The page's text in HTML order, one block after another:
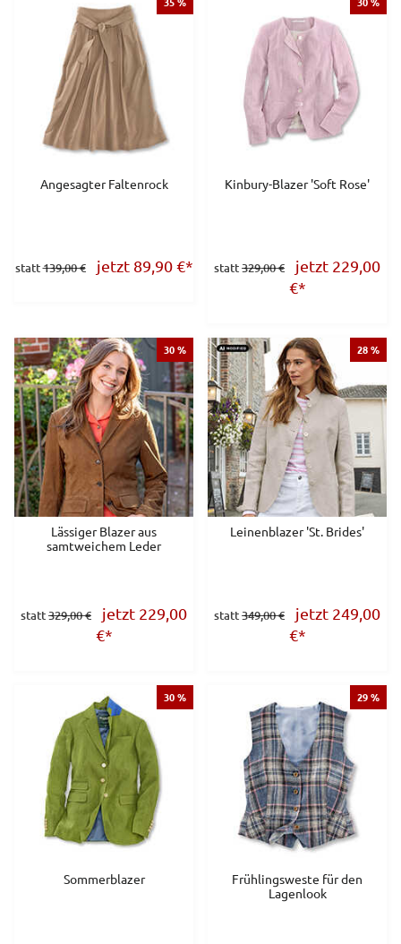
Angesagter Faltenrock
statt139,00 € jetzt 89,90€*
Kinbury-Blazer 'Soft Rose'
statt329,00 €
jetzt 229,00
€*
30 %
Lässiger Blazer aus
samtweichem Leder
statt329,00 €
jetzt 229,00
€*
28 %
Leinenblazer 'St. Brides'
statt349,00 €
jetzt 249,00
€*
30 %
Sommerblazer
29 %
Frühlingsweste für den
Lagenlook